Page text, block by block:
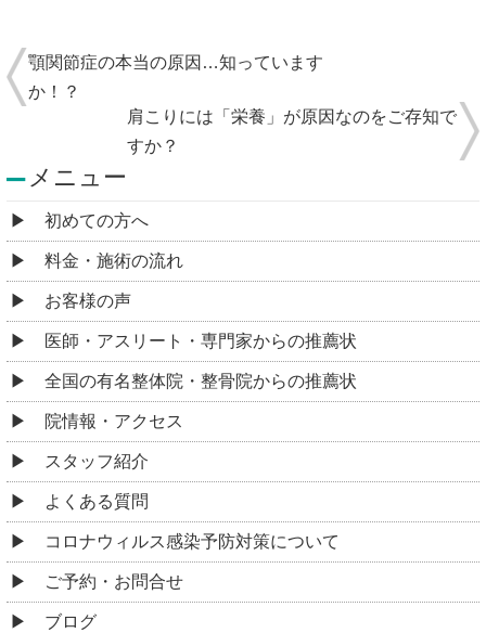
顎関節症の本当の原因…知っています
か！？
肩こりには「栄養」が原因なのをご存知で
すか？
メニュー
初めての方へ
料金・施術の流れ
お客様の声
医師・アスリート・専門家からの推薦状
全国の有名整体院・整骨院からの推薦状
院情報・アクセス
スタッフ紹介
よくある質問
コロナウィルス感染予防対策について
ご予約・お問合せ
ブログ